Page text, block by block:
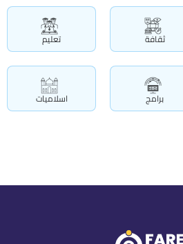
ثقافة تعليم
برامج اسلاميات